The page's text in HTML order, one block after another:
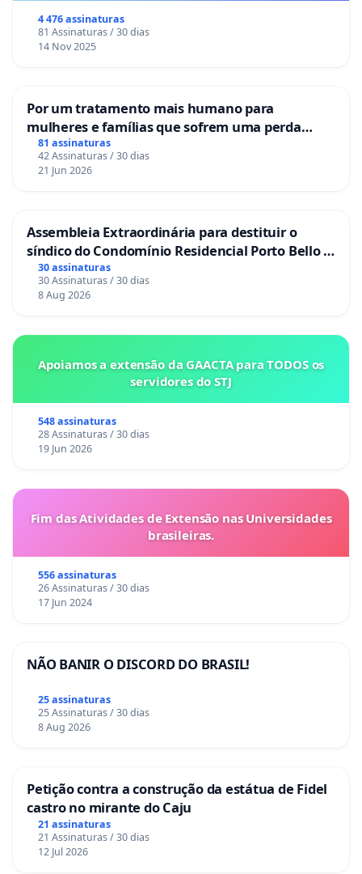
4 476 assinaturas
81 Assinaturas / 30 dias
14 Nov 2025
Por um tratamento mais humano para
mulheres e famílias que sofrem uma perda
gestacional nos hospitais portugueses
81 assinaturas
42 Assinaturas / 30 dias
21 Jun 2026
Assembleia Extraordinária para destituir o
síndico do Condomínio Residencial Porto Bello -
La Casa
30 assinaturas
30 Assinaturas / 30 dias
8 Aug 2026
Apoiamos a extensão da GAACTA para TODOS os
servidores do STJ
548 assinaturas
28 Assinaturas / 30 dias
19 Jun 2026
Fim das Atividades de Extensão nas Universidades
brasileiras.
556 assinaturas
26 Assinaturas / 30 dias
17 Jun 2024
NÃO BANIR O DISCORD DO BRASIL!
25 assinaturas
25 Assinaturas / 30 dias
8 Aug 2026
Petição contra a construção da estátua de Fidel
castro no mirante do Caju
21 assinaturas
21 Assinaturas / 30 dias
12 Jul 2026